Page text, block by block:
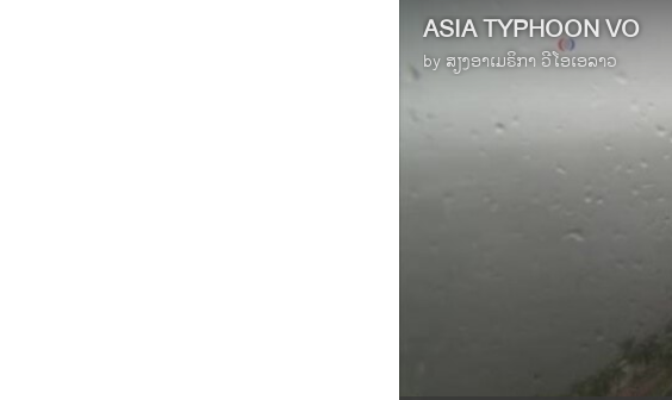
ASIA TYPHOON VO
by ສຽງອາເມຣິກາ ວີໂອເອລາວ